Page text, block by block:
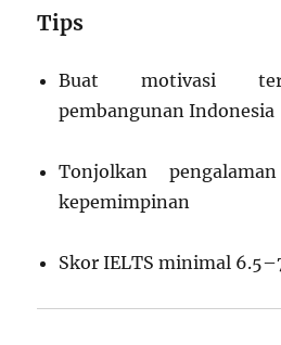
Tips
Buat motivasi
pembangunan Indonesia
Tonjolkan
kepemimpinan
Skor IELTS minimal